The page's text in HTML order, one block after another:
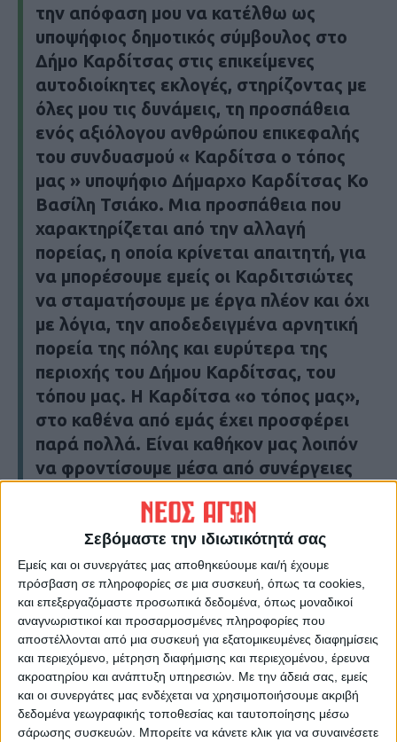
Σεβόμαστε την ιδιωτικότητά σας
Εμείς και οι συνεργάτες μας αποθηκεύουμε και/ή έχουμε
πρόσβαση σε πληροφορίες σε μια συσκευή, όπως τα cookies,
και επεξεργαζόμαστε προσωπικά δεδομένα, όπως μοναδικοί
αναγνωριστικοί και προσαρμοσμένες πληροφορίες που
αποστέλλονται από μια συσκευή για εξατομικευμένες διαφημίσεις
και περιεχόμενο, μέτρηση διαφήμισης και περιεχομένου, έρευνα
ακροατηρίου και ανάπτυξη υπηρεσιών. Με την άδειά σας, εμείς
και οι συνεργάτες μας ενδέχεται να χρησιμοποιήσουμε ακριβή
δεδομένα γεωγραφικής τοποθεσίας και ταυτοποίησης μέσω
σάρωσης συσκευών. Μπορείτε να κάνετε κλικ για να συναινέσετε
την απόφαση μου να κατέλθω ως
υποψήφιος δημοτικός σύμβουλος στο
Δήμο Καρδίτσας στις επικείμενες
αυτοδιοίκητες εκλογές, στηρίζοντας με
όλες μου τις δυνάμεις, τη προσπάθεια
ενός αξιόλογου ανθρώπου επικεφαλής
του συνδυασμού « Καρδίτσα ο τόπος
μας » υποψήφιο Δήμαρχο Καρδίτσας Κο
Βασίλη Τσιάκο. Μια προσπάθεια που
χαρακτηρίζεται από την αλλαγή
πορείας, η οποία κρίνεται απαιτητή, για
να μπορέσουμε εμείς οι Καρδιτσιώτες
να σταματήσουμε με έργα πλέον και όχι
με λόγια, την αποδεδειγμένα αρνητική
πορεία της πόλης και ευρύτερα της
περιοχής του Δήμου Καρδίτσας, του
τόπου μας. Η Καρδίτσα «ο τόπος μας»,
στο καθένα από εμάς έχει προσφέρει
παρά πολλά. Είναι καθήκον μας λοιπόν
να φροντίσουμε μέσα από συνέργειες
προσπαθήσουμε να αναστρέψουμε όλα
τα κακώς κείμενα. Είναι καθήκον μας
να μην είμαστε απλώς παρατηρητές της
καθημερινότητας, αλλά να
συμβάλλουμε με όλες μας τις δυνάμεις
στην καλυτέρευση της, είναι καθήκον
μας να μην εγκαταλείψουμε. Έχουμε τις
δυνατότητες, έχουμε την εμπειρία,
έχουμε τη γνώση, έχουμε τη διάθεση,
έχουμε την όρεξη για δουλειά. Είμαι